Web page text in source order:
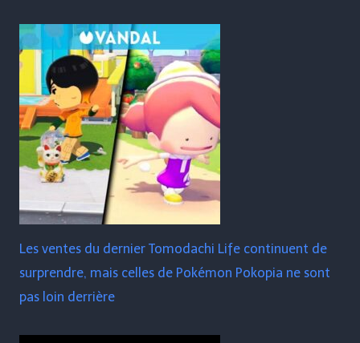
Les ventes du dernier Tomodachi Life continuent de
surprendre, mais celles de Pokémon Pokopia ne sont
pas loin derrière